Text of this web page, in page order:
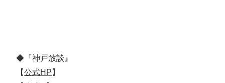
◆『神戸放談』
【公式HP 】